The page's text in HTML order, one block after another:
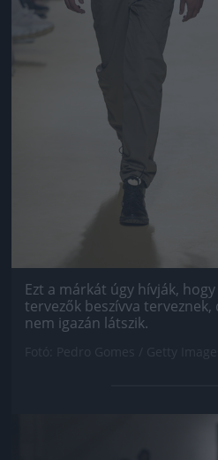
Ezt a márkát úgy hívják,
tervezők beszívva
nem igazán látszik.